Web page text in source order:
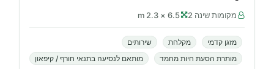
מקומות שינה 2 6.5 × 2.3 m
מזגן קדמי מקלחת
שירותים
מותרת הסעת חיות מחמד
מותאם לנסיעה בתנאי חורף / קיפאון